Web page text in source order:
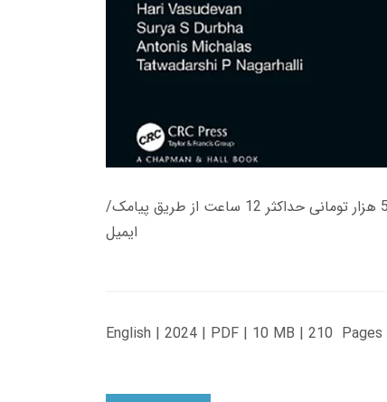
زمان تحویل کتاب های 600 هزار تومانی دانلود فوری از حساب کاربری می باشد، و زمان تحویل لینک دانلود کتاب های 500 هزار تومانی حداکثر 12 ساعت از طریق پیامک/
ایمیل
English | 2024 | PDF | 10 MB | 210 Pages